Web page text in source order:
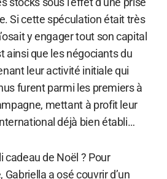
Si cette spéculation était très
y engager tout son capital
ainsi que les négociants du
leur activité initiale qui
furent parmi les premiers à
mettant à profit leur
déjà bien établi…
cadeau de Noël ? Pour
a osé couvrir d’un